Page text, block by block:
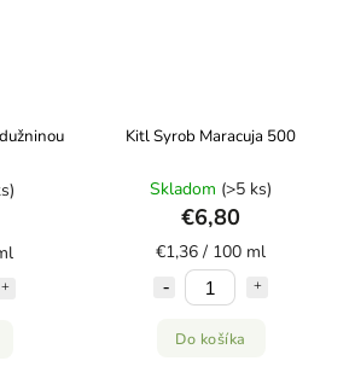
Kitl Syrob Maracuja 500
Skladom (>5 ks)
€6,80
€1,36 / 100 ml
Do košíka